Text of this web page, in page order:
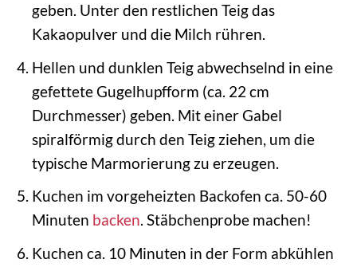
geben. Unter den restlichen Teig das
Kakaopulver und die Milch rühren.
Hellen und dunklen Teig abwechselnd in eine
gefettete Gugelhupfform (ca. 22 cm
Durchmesser) geben. Mit einer Gabel
spiralförmig durch den Teig ziehen, um die
typische Marmorierung zu erzeugen.
Kuchen im vorgeheizten Backofen ca. 50-60
Minuten backen. Stäbchenprobe machen!
Kuchen ca. 10 Minuten in der Form abkühlen